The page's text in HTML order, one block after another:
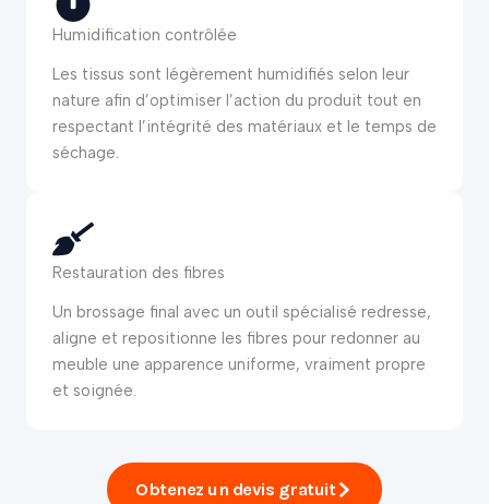
Humidification contrôlée
Les tissus sont légèrement humidifiés selon leur
nature afin d’optimiser l’action du produit tout en
respectant l’intégrité des matériaux et le temps de
séchage.
Restauration des fibres
Un brossage final avec un outil spécialisé redresse,
aligne et repositionne les fibres pour redonner au
meuble une apparence uniforme, vraiment propre
et soignée.
Obtenez un devis gratuit